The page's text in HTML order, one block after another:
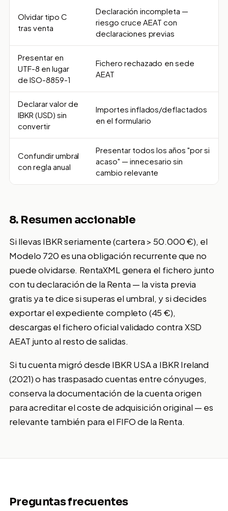
Olvidar tipo C
tras venta
Declaración incompleta —
riesgo cruce AEAT con
declaraciones previas
Presentar en
UTF-8 en lugar
de ISO-8859-1
Fichero rechazado en sede
AEAT
Declarar valor de
IBKR (USD) sin
convertir
Importes inflados/deflactados
en el formulario
Confundir umbral
con regla anual
Presentar todos los años "por si
acaso" — innecesario sin
cambio relevante
8. Resumen accionable
Si llevas IBKR seriamente (cartera > 50.000 €), el
Modelo 720 es una obligación recurrente que no
puede olvidarse. RentaXML genera el fichero junto
con tu declaración de la Renta — la vista previa
gratis ya te dice si superas el umbral, y si decides
exportar el expediente completo (45 €),
descargas el fichero oficial validado contra XSD
AEAT junto al resto de salidas.
Si tu cuenta migró desde IBKR USA a IBKR Ireland
(2021) o has traspasado cuentas entre cónyuges,
conserva la documentación de la cuenta origen
para acreditar el coste de adquisición original — es
relevante también para el FIFO de la Renta.
Preguntas frecuentes